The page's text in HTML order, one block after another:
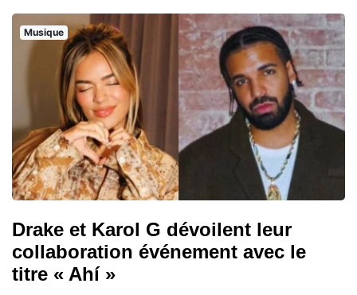
Musique
Drake et Karol G dévoilent leur
collaboration événement avec le
titre « Ahí »